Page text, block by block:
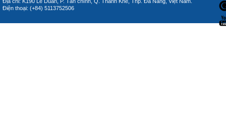
Điện thoại: (+84) 5113752506